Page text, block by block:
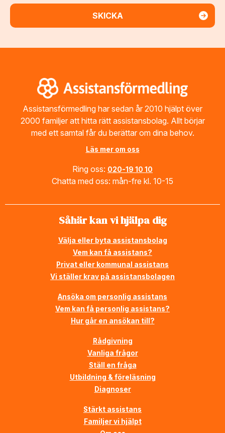
Assistansförmedling har sedan år 2010 hjälpt över
2000 familjer att hitta rätt assistansbolag. Allt börjar
med ett samtal får du berättar om dina behov.
Läs mer om oss
Ring oss: 020-19 10 10
Chatta med oss: mån-fre kl. 10-15
Såhär kan vi hjälpa dig
Välja eller byta assistansbolag
Vem kan få assistans?
Privat eller kommunal assistans
Vi ställer krav på assistansbolagen
Ansöka om personlig assistans
Vem kan få personlig assistans?
Hur går en ansökan till?
Rådgivning
Vanliga frågor
Ställ en fråga
Utbildning & föreläsning
Diagnoser
Stärkt assistans
Familjer vi hjälpt